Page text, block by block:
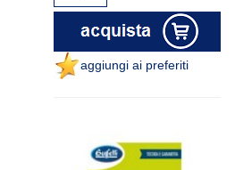
aggiungi ai preferiti